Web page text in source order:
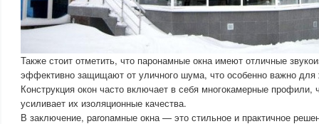
Также стоит отметить, что паронамные окна имеют отличные
эффективно защищают от уличного шума, что особенно важно для
Конструкция окон часто включает в себя многокамерные профили,
усиливает их изоляционные качества.
В заключение, paronaмные окна — это стильное и практичное